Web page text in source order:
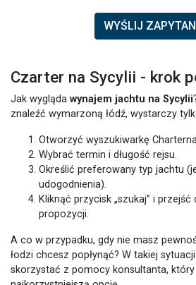
WYŚLIJ
Czarter na Sycylii - krok
Jak wygląda wynajem jachtu na Sycylii
znaleźć wymarzoną łódź, wystarczy
Otworzyć wyszukiwarkę
Wybrać termin i długość rejsu.
Określić preferowany typ jachtu
udogodnienia).
Kliknąć przycisk „szukaj” i
propozycji.
A co w przypadku, gdy nie masz
łodzi chcesz popłynąć? W takiej
skorzystać z pomocy konsultanta, który